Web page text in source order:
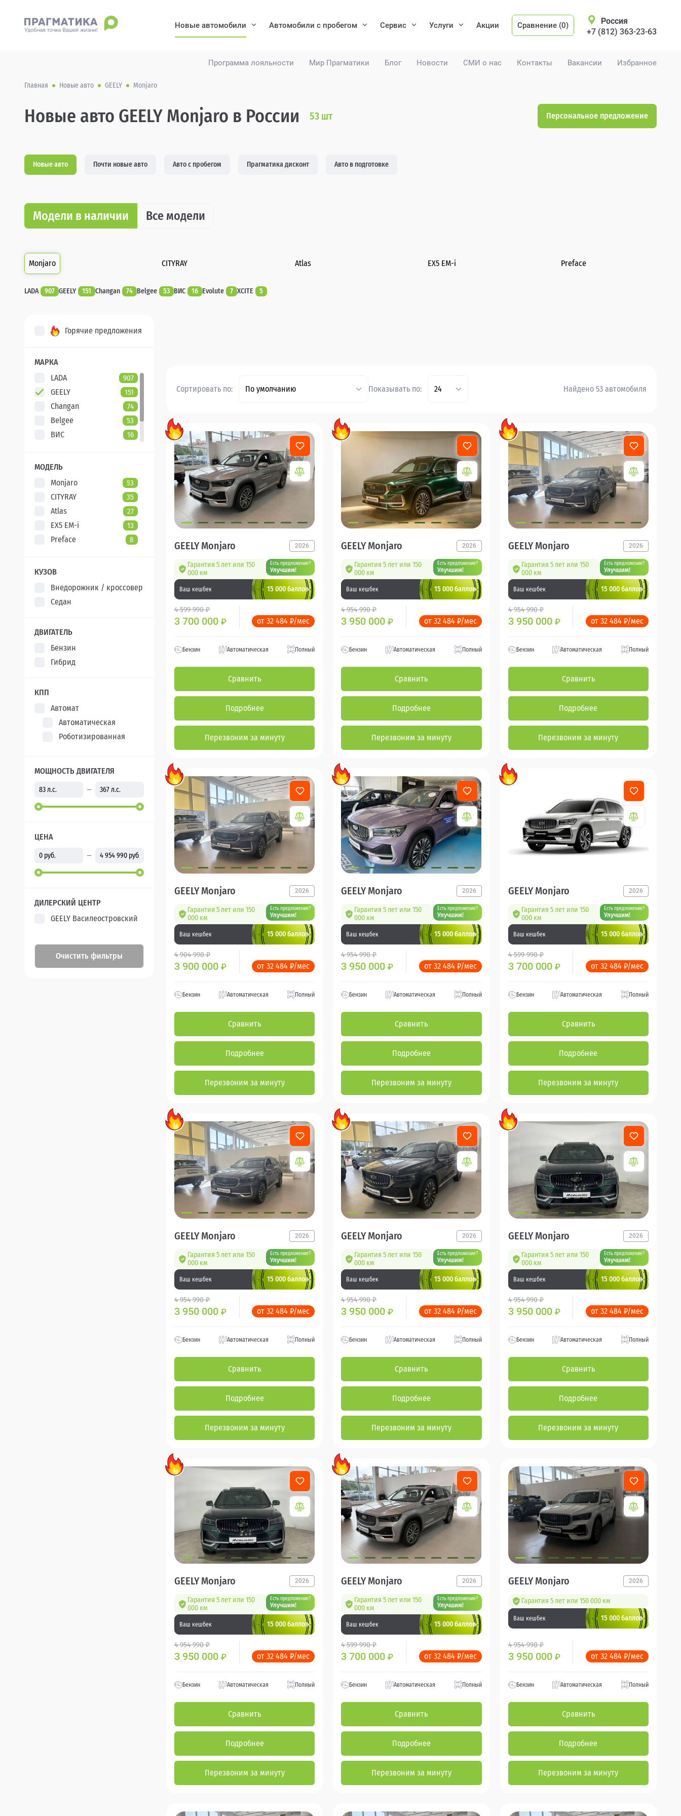
Программа лояльности Мир Прагматики Блог Новости СМИ о нас Контакты Вакансии Избранное
Новые автомобили Автомобили с пробегом Сервис Услуги Акции Сравнение (0)
Россия
+7 (812) 363-23-63
Главная Новые авто GEELY Monjaro
Новые авто GEELY Monjaro в России 53 шт Персональное предложение
Новые авто Почти новые авто Авто с пробегом Прагматика дисконт Авто в подготовке
Модели в наличии Все модели
Monjaro CITYRAY Atlas EX5 EM-i Preface
LADA 907 GEELY 151 Changan 74 Belgee 53 ВИС 16 Evolute 7 XCITE 5
Горячие предложения
МАРКА
LADA
907
GEELY 151
Changan 74
Belgee 53
ВИС 16
XCITE
МОДЕЛЬ
Monjaro
53
CITYRAY 35
Atlas 27
EX5 EM-i 13
Preface 8
КУЗОВ
Внедорожник / кроссовер
Седан
ДВИГАТЕЛЬ
Бензин
Гибрид
КПП
Автомат
Автоматическая
Роботизированная
МОЩНОСТЬ ДВИГАТЕЛЯ
ЦЕНА
ДИЛЕРСКИЙ ЦЕНТР
GEELY Василеостровский
Очистить фильтры
Сортировать по: По умолчанию Показывать по: 24 Найдено 53 автомобиля
GEELY Monjaro 2026
Гарантия 5 лет или 150
000 км
Есть предложение?
Улучшим!
Ваш кешбек 15 000 баллов
4 599 990 ₽
3 700 000 ₽ от 32 484 ₽/мес
Бензин Автоматическая Полный
Сравнить
Подробнее
Перезвоним за минуту
GEELY Monjaro 2026
Гарантия 5 лет или 150
000 км
Есть предложение?
Улучшим!
Ваш кешбек 15 000 баллов
4 954 990 ₽
3 950 000₽ от 32 484 ₽/мес
Бензин Автоматическая Полный
Сравнить
Подробнее
Перезвоним за минуту
GEELY Monjaro 2026
Гарантия 5 лет или 150
000 км
Есть предложение?
Улучшим!
Ваш кешбек 15 000 баллов
4 954 990 ₽
3 950 000 ₽ от 32 484 ₽/мес
Бензин Автоматическая Полный
Сравнить
Подробнее
Перезвоним за минуту
GEELY Monjaro 2026
Гарантия 5 лет или 150
000 км
Есть предложение?
Улучшим!
Ваш кешбек 15 000 баллов
4 904 990 ₽
3 900 000 ₽ от 32 484 ₽/мес
Бензин Автоматическая Полный
Сравнить
Подробнее
Перезвоним за минуту
GEELY Monjaro 2026
Гарантия 5 лет или 150
000 км
Есть предложение?
Улучшим!
Ваш кешбек 15 000 баллов
4 954 990 ₽
3 950 000₽ от 32 484 ₽/мес
Бензин Автоматическая Полный
Сравнить
Подробнее
Перезвоним за минуту
GEELY Monjaro 2026
Гарантия 5 лет или 150
000 км
Есть предложение?
Улучшим!
Ваш кешбек 15 000 баллов
4 599 990 ₽
3 700 000 ₽ от 32 484 ₽/мес
Бензин Автоматическая Полный
Сравнить
Подробнее
Перезвоним за минуту
GEELY Monjaro 2026
Гарантия 5 лет или 150
000 км
Есть предложение?
Улучшим!
Ваш кешбек 15 000 баллов
4 954 990 ₽
3 950 000 ₽ от 32 484 ₽/мес
Бензин Автоматическая Полный
Сравнить
Подробнее
Перезвоним за минуту
GEELY Monjaro 2026
Гарантия 5 лет или 150
000 км
Есть предложение?
Улучшим!
Ваш кешбек 15 000 баллов
4 954 990 ₽
3 950 000₽ от 32 484 ₽/мес
Бензин Автоматическая Полный
Сравнить
Подробнее
Перезвоним за минуту
GEELY Monjaro 2026
Гарантия 5 лет или 150
000 км
Есть предложение?
Улучшим!
Ваш кешбек 15 000 баллов
4 954 990 ₽
3 950 000 ₽ от 32 484 ₽/мес
Бензин Автоматическая Полный
Сравнить
Подробнее
Перезвоним за минуту
GEELY Monjaro 2026
Гарантия 5 лет или 150
000 км
Есть предложение?
Улучшим!
Ваш кешбек 15 000 баллов
4 954 990 ₽
3 950 000 ₽ от 32 484 ₽/мес
Бензин Автоматическая Полный
Сравнить
Подробнее
Перезвоним за минуту
GEELY Monjaro 2026
Гарантия 5 лет или 150
000 км
Есть предложение?
Улучшим!
Ваш кешбек 15 000 баллов
4 599 990 ₽
3 700 000₽ от 32 484 ₽/мес
Бензин Автоматическая Полный
Сравнить
Подробнее
Перезвоним за минуту
GEELY Monjaro 2026
Гарантия 5 лет или 150 000 км
Ваш кешбек 15 000 баллов
4 954 990 ₽
3 950 000 ₽ от 32 484 ₽/мес
Бензин Автоматическая Полный
Сравнить
Подробнее
Перезвоним за минуту